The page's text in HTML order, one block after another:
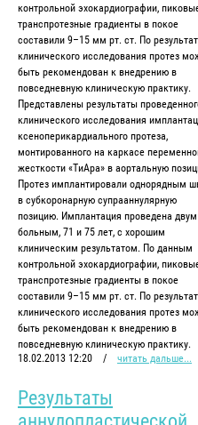
контрольной эхокардиографии,
транспротезные градиенты в покое
составили 9–15 мм рт. ст. По
клинического исследования протез
быть рекомендован к внедрению в
повседневную клиническую практику.
Представлены результаты
клинического исследования
ксеноперикардиального протеза,
монтированного на каркасе
жесткости «ТиАра» в аортальную
Протез имплантировали однорядным
в субкоронарную супрааннулярную
позицию. Имплантация проведена двум
больным, 71 и 75 лет, с хорошим
клиническим результатом. По данным
контрольной эхокардиографии,
транспротезные градиенты в покое
составили 9–15 мм рт. ст. По
клинического исследования протез
быть рекомендован к внедрению в
повседневную клиническую практику.
18.02.2013 12:20
/ читать дальше...
Результаты